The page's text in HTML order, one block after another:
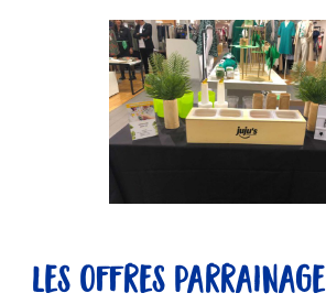
les offres parrainage